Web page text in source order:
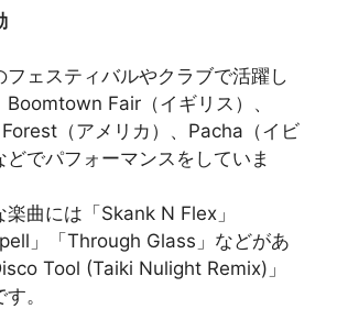
フェスティバルやクラブで活躍し
Boomtown Fair（イギリス）、
（アメリカ）、Pacha（イビ
どでパフォーマンスをしていま
楽曲には「Skank N Flex」
」「Through Glass」などがあ
Tool (Taiki Nulight Remix)」
。